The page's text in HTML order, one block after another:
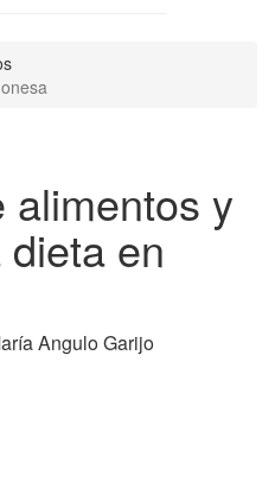
alimentos y
en
Angulo Garijo